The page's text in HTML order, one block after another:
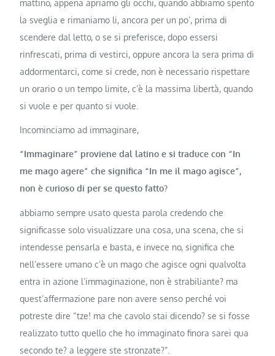
mattino, appena apriamo gli occhi, quando abbiamo spento
la sveglia e rimaniamo li, ancora per un po’, prima di
scendere dal letto, o se si preferisce, dopo essersi
rinfrescati, prima di vestirci, oppure ancora la sera prima di
addormentarci, come si crede, non è necessario rispettare
un orario o un tempo limite, c’è la massima libertà, quando
si vuole e per quanto si vuole.
Incominciamo ad immaginare,
“Immaginare” proviene dal latino e si traduce con “In
me mago agere” che significa “In me il mago agisce”,
non è curioso di per se questo fatto?
abbiamo sempre usato questa parola credendo che
significasse solo visualizzare una cosa, una scena, che si
intendesse pensarla e basta, e invece no, significa che
nell’essere umano c’è un mago che agisce ogni qualvolta
entra in azione l’immaginazione, non è strabiliante? ma
quest’affermazione pare non avere senso perché voi
potreste dire “tze! ma che cavolo stai dicendo? se si fosse
realizzato tutto quello che ho immaginato finora sarei qua
secondo te? a leggere ste stronzate?”.